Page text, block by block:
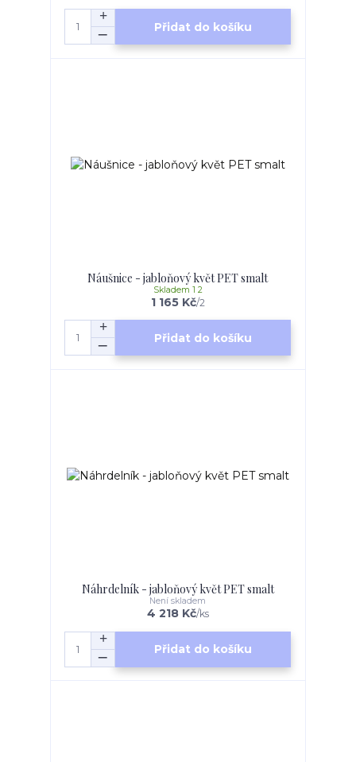
Přidat do košíku
Náušnice - jabloňový květ PET smalt
1 165 Kč/2
Skladem 1 2
Přidat do košíku
Náhrdelník - jabloňový květ PET smalt
4 218 Kč/ks
Není skladem
Přidat do košíku